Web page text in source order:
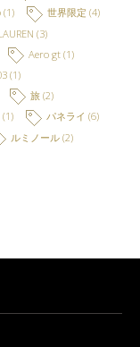
(1) 世界限定 (4)
(3)
Aero gt(1)
(1)
旅(2)
(1) パネライ (6)
ルミノール(2)